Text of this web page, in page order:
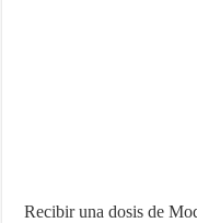
Recibir una dosis de